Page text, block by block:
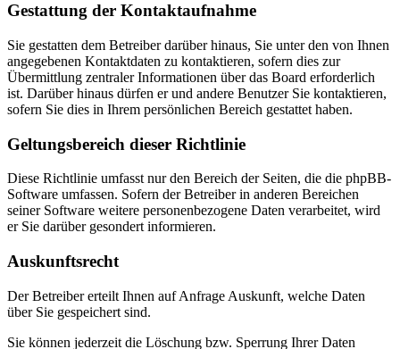
Gestattung der Kontaktaufnahme
Sie gestatten dem Betreiber darüber hinaus, Sie unter den von Ihnen
angegebenen Kontaktdaten zu kontaktieren, sofern dies zur
Übermittlung zentraler Informationen über das Board erforderlich
ist. Darüber hinaus dürfen er und andere Benutzer Sie kontaktieren,
sofern Sie dies in Ihrem persönlichen Bereich gestattet haben.
Geltungsbereich dieser Richtlinie
Diese Richtlinie umfasst nur den Bereich der Seiten, die die phpBB-
Software umfassen. Sofern der Betreiber in anderen Bereichen
seiner Software weitere personenbezogene Daten verarbeitet, wird
er Sie darüber gesondert informieren.
Auskunftsrecht
Der Betreiber erteilt Ihnen auf Anfrage Auskunft, welche Daten
über Sie gespeichert sind.
Sie können jederzeit die Löschung bzw. Sperrung Ihrer Daten